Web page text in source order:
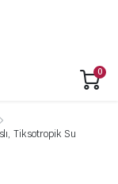
0
Tiksotropik Su